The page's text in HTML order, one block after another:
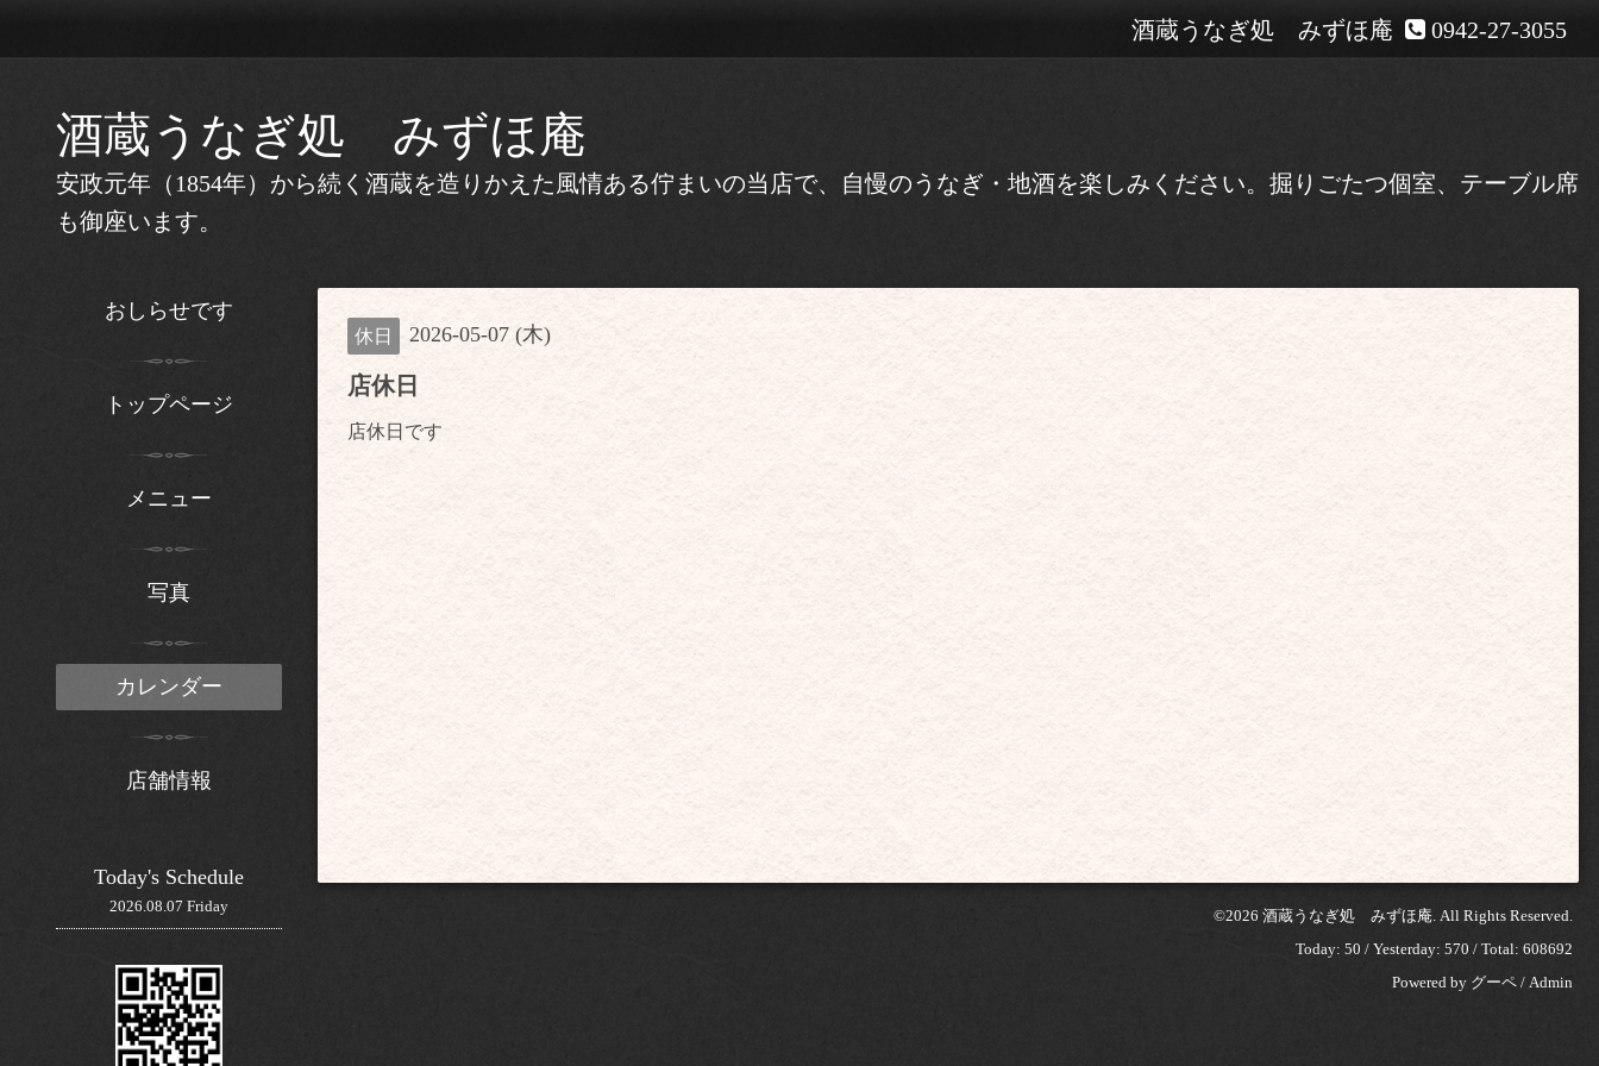
0942-27-3055
酒蔵うなぎ処 みずほ庵
酒蔵うなぎ処 みずほ庵
安政元年（1854年）から続く酒蔵を造りかえた風情ある佇まいの当店で、自慢のうなぎ・地酒を楽しみください。掘りごたつ個室、テーブル席
も御座います。
休日 2026-05-07 (木)
店休日
店休日です
©2026 酒蔵うなぎ処 みずほ庵. All Rights Reserved.
Today: 50 / Yesterday: 570 / Total: 608692
Powered by グーペ / Admin
おしらせです
トップページ
メニュー
写真
カレンダー
店舗情報
Today's Schedule
2026.08.07 Friday